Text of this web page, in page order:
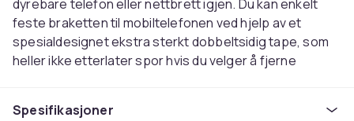
dyrebare telefon eller nettbrett igjen. Du kan enkelt
feste braketten til mobiltelefonen ved hjelp av et
spesialdesignet ekstra sterkt dobbeltsidig tape, som
heller ikke etterlater spor hvis du velger å fjerne
Holderen kan festes til magnetiske holdere som den er
Spesifikasjoner